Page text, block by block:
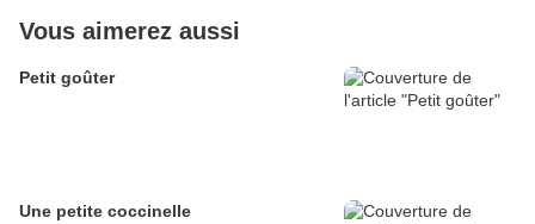
Vous aimerez aussi
Petit goûter
Une petite coccinelle